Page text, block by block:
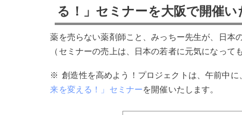
る！」セミナーを大阪で開催い
薬を売らない薬剤師こと、みっちー先生が、日本
（セミナーの売上は、日本の若者に元気になっ
※ 創造性を高めよう！プロジェクトは、午前中に、
来を変える！」セミナーを開催いたします。